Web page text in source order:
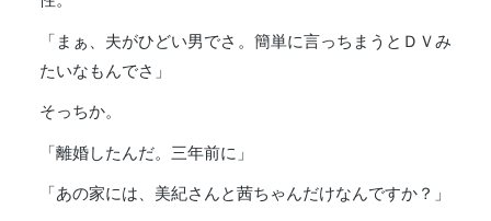
「まぁ、夫がひどい男でさ。簡単に言っちまうとＤＶみ
たいなもんでさ」
そっちか。
「離婚したんだ。三年前に」
「あの家には、美紀さんと茜ちゃんだけなんですか？」